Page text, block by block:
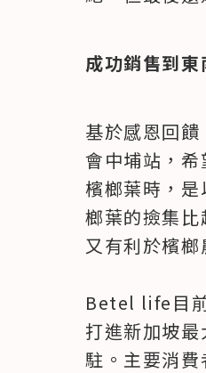
成功銷售到東
基於感恩回
會中埔站，
檳榔葉時，
榔葉的撿集比
又有利於檳榔
Betel life目
打進新加坡
駐。主要消